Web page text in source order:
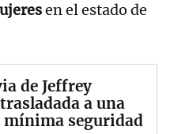
en el estado de
de Jeffrey
a una
mínima seguridad